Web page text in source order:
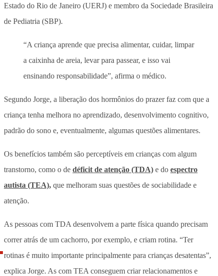
Estado do Rio de Janeiro (UERJ) e membro da Sociedade Brasileira
de Pediatria (SBP).
“A criança aprende que precisa alimentar, cuidar, limpar
a caixinha de areia, levar para passear, e isso vai
ensinando responsabilidade”, afirma o médico.
Segundo Jorge, a liberação dos hormônios do prazer faz com que a
criança tenha melhora no aprendizado, desenvolvimento cognitivo,
padrão do sono e, eventualmente, algumas questões alimentares.
Os benefícios também são perceptíveis em crianças com algum
transtorno, como o de déficit de atenção (TDA) e do espectro
autista (TEA), que melhoram suas questões de sociabilidade e
atenção.
As pessoas com TDA desenvolvem a parte física quando precisam
correr atrás de um cachorro, por exemplo, e criam rotina. “Ter
rotinas é muito importante principalmente para crianças desatentas”,
explica Jorge. As com TEA conseguem criar relacionamentos e